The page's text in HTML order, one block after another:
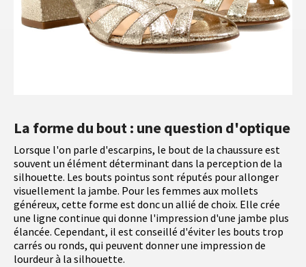
La forme du bout : une question d'optique
Lorsque l'on parle d'escarpins, le bout de la chaussure est
souvent un élément déterminant dans la perception de la
silhouette. Les bouts pointus sont réputés pour allonger
visuellement la jambe. Pour les femmes aux mollets
généreux, cette forme est donc un allié de choix. Elle crée
une ligne continue qui donne l'impression d'une jambe plus
élancée. Cependant, il est conseillé d'éviter les bouts trop
carrés ou ronds, qui peuvent donner une impression de
lourdeur à la silhouette.